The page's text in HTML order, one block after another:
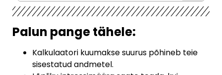
Palun pange tähele:
Kalkulaatori kuumakse suurus põhineb teie
sisestatud andmetel.